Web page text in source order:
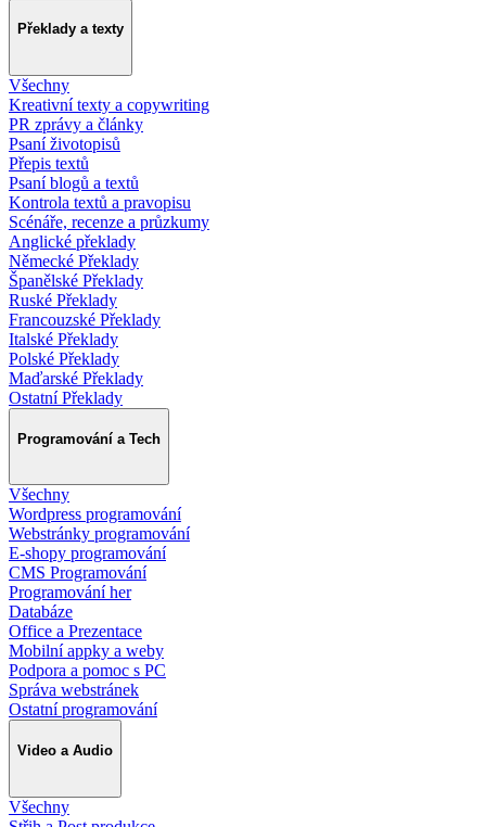
Překlady a texty
Všechny
Kreativní texty a copywriting
PR zprávy a články
Psaní životopisů
Přepis textů
Psaní blogů a textů
Kontrola textů a pravopisu
Scénáře, recenze a průzkumy
Anglické překlady
Německé Překlady
Španělské Překlady
Ruské Překlady
Francouzské Překlady
Italské Překlady
Polské Překlady
Maďarské Překlady
Ostatní Překlady
Programování a Tech
Všechny
Wordpress programování
Webstránky programování
E-shopy programování
CMS Programování
Programování her
Databáze
Office a Prezentace
Mobilní appky a weby
Podpora a pomoc s PC
Správa webstránek
Ostatní programování
Video a Audio
Všechny